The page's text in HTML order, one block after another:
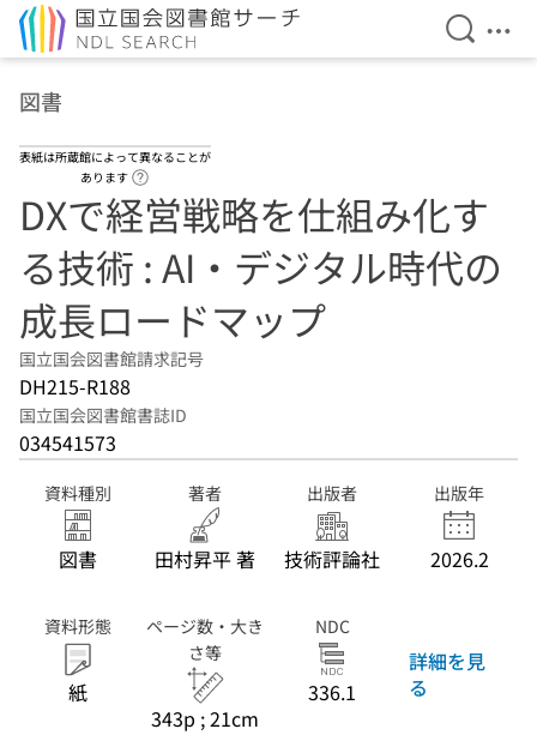
検索を
メ
図書
表紙は所蔵館によって異なることが
あります
DXで経営戦略を仕組み化す
る技術 : AI・デジタル時代の
成長ロードマップ
国立国会図書館請求記号
DH215-R188
国立国会図書館書誌ID
034541573
資料種別
図書
著者
田村昇平 著
出版者
技術評論社
出版年
2026.2
資料形態
紙
ページ数・大き
さ等
343p ; 21cm
NDC
336.1
詳細を見
る